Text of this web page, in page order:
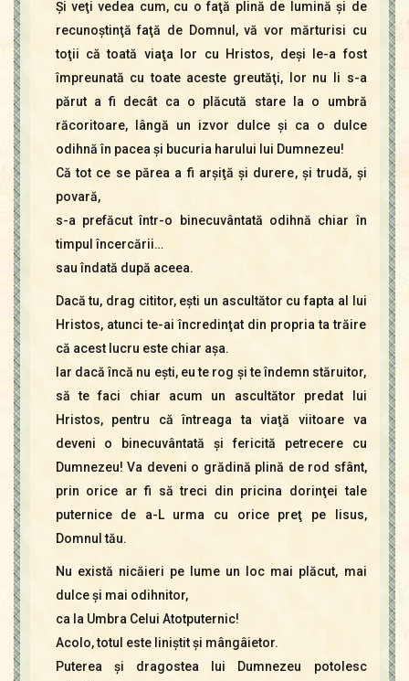
Şi veţi vedea cum, cu o faţă plină de lumină şi de
recunoştinţă faţă de Domnul, vă vor mărturisi cu
toţii că toată viaţa lor cu Hristos, deşi le-a fost
împreunată cu toate aceste greutăţi, lor nu li s-a
părut a fi decât ca o plăcută stare la o umbră
răcoritoare, lângă un izvor dulce şi ca o dulce
odihnă în pacea şi bucuria harului lui Dumnezeu!
Că tot ce se părea a fi arşiţă şi durere, şi trudă, şi
povară,
s-a prefăcut într-o binecuvântată odihnă chiar în
timpul încercării…
sau îndată după aceea.
Dacă tu, drag cititor, eşti un ascultător cu fapta al lui
Hristos, atunci te-ai încredinţat din propria ta trăire
că acest lucru este chiar aşa.
Iar dacă încă nu eşti, eu te rog şi te îndemn stăruitor,
să te faci chiar acum un ascultător predat lui
Hristos, pentru că întreaga ta viaţă viitoare va
deveni o binecuvântată şi fericită petrecere cu
Dumnezeu! Va deveni o grădină plină de rod sfânt,
prin orice ar fi să treci din pricina dorinţei tale
puternice de a-L urma cu orice preţ pe Iisus,
Domnul tău.
Nu există nicăieri pe lume un loc mai plăcut, mai
dulce şi mai odihnitor,
ca la Umbra Celui Atotputernic!
Acolo, totul este liniştit şi mângâietor.
Puterea şi dragostea lui Dumnezeu potolesc